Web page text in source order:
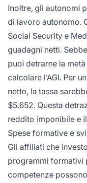
Inoltre, gli autonomi
di lavoro autonomo.
Social Security e
guadagni netti.
puoi detrarne la
calcolare l’AGI. Per
netto, la tassa
$5.652. Questa
reddito imponibile e
Spese formative e
Gli affiliati che
programmi formativi
competenze